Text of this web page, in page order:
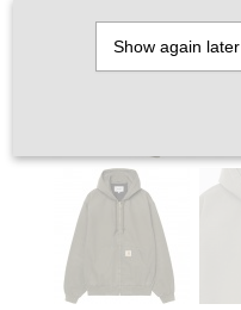
Show again later